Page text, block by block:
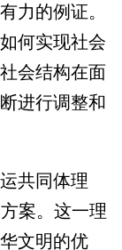
力的例证。
何实现社会
会结构在面
进行调整和
共同体理
案。这一理
文明的优